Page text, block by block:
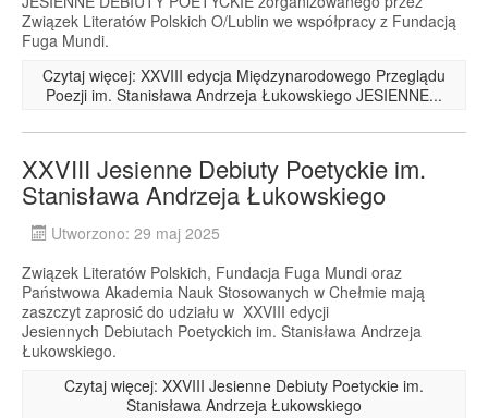
Związek Literatów Polskich O/Lublin we współpracy z Fundacją
Fuga Mundi.
Czytaj więcej: XXVIII edycja Międzynarodowego Przeglądu
Poezji im. Stanisława Andrzeja Łukowskiego JESIENNE...
XXVIII Jesienne Debiuty Poetyckie im.
Stanisława Andrzeja Łukowskiego
Utworzono: 29 maj 2025
Związek Literatów Polskich, Fundacja Fuga Mundi oraz
Państwowa Akademia Nauk Stosowanych w Chełmie mają
zaszczyt zaprosić do udziału w XXVIII edycji
Jesiennych Debiutach Poetyckich im. Stanisława Andrzeja
Łukowskiego.
Czytaj więcej: XXVIII Jesienne Debiuty Poetyckie im.
Stanisława Andrzeja Łukowskiego